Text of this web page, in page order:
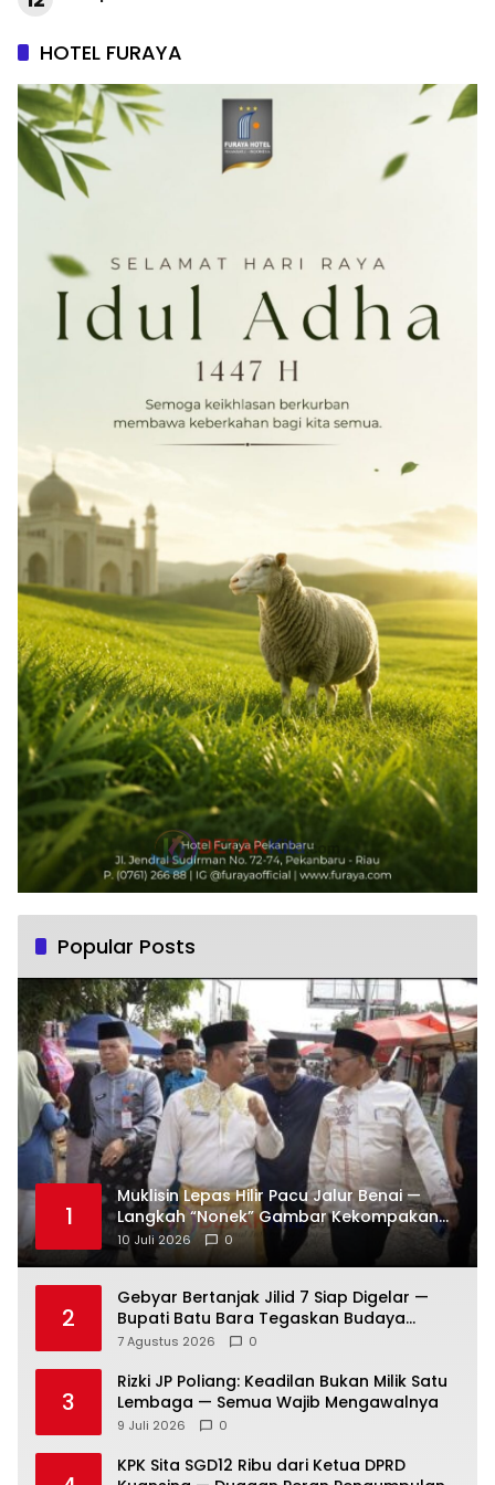
HOTEL FURAYA
Popular Posts
1
Muklisin Lepas Hilir Pacu Jalur Benai —
Langkah “Nonek” Gambar Kekompakan
Pemimpin Kuansing Jadi Simbol Kuat
Lestarikan Budaya
10 Juli 2026 0
2
Gebyar Bertanjak Jilid 7 Siap Digelar —
Bupati Batu Bara Tegaskan Budaya
Melayu Harus Tetap Hidup
7 Agustus 2026 0
3
Rizki JP Poliang: Keadilan Bukan Milik Satu
Lembaga — Semua Wajib Mengawalnya
9 Juli 2026 0
KPK Sita SGD12 Ribu dari Ketua DPRD